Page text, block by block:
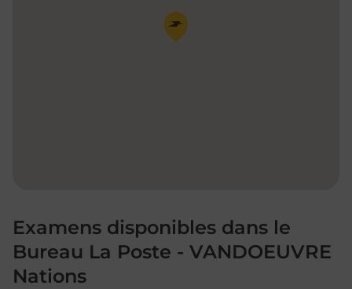
Pin de la carte
Examens disponibles dans le
Bureau La Poste - VANDOEUVRE
Nations